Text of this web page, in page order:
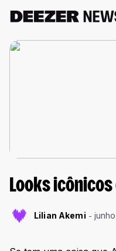
Looks
Lilian Akemi